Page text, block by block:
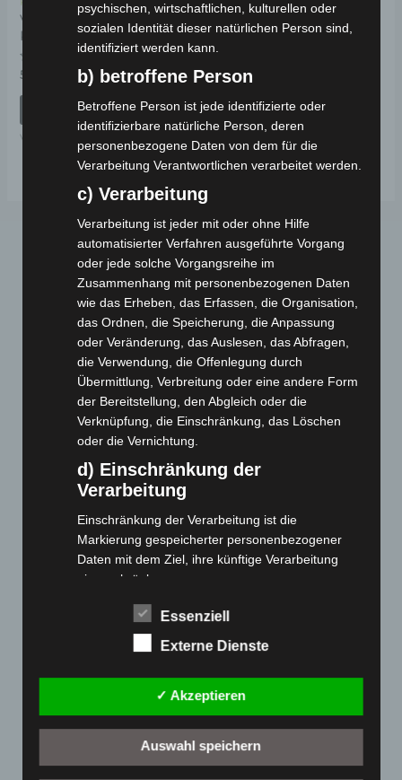
VSX HINTERE
KOFFERSTANGE
Bewertet
0
59,00
IN DEN WARENKORB
VSX
Webseite
Cashback-Aktion
Händler werden
Home
Gemeinsam spenden
Kontakt
Reklamation einreichen
Produktpalette
Elektro-Kabinenroller
Elektro-Klappräder
Elektro-Lastendreiräder
psychischen, wirtschaftlichen, kulturellen oder
sozialen Identität dieser natürlichen Person sind,
identifiziert werden kann.
b) betroffene Person
Betroffene Person ist jede identifizierte oder
identifizierbare natürliche Person, deren
personenbezogene Daten von dem für die
Verarbeitung Verantwortlichen verarbeitet werden.
c) Verarbeitung
Verarbeitung ist jeder mit oder ohne Hilfe
automatisierter Verfahren ausgeführte Vorgang
oder jede solche Vorgangsreihe im
Zusammenhang mit personenbezogenen Daten
wie das Erheben, das Erfassen, die Organisation,
das Ordnen, die Speicherung, die Anpassung
oder Veränderung, das Auslesen, das Abfragen,
die Verwendung, die Offenlegung durch
Übermittlung, Verbreitung oder eine andere Form
der Bereitstellung, den Abgleich oder die
Verknüpfung, die Einschränkung, das Löschen
oder die Vernichtung.
d) Einschränkung der
Verarbeitung
Einschränkung der Verarbeitung ist die
Markierung gespeicherter personenbezogener
Daten mit dem Ziel, ihre künftige Verarbeitung
einzuschränken.
e) Profiling
Profiling ist jede Art der automatisierten
Verarbeitung personenbezogener Daten, die darin
besteht, dass diese personenbezogenen Daten
verwendet werden, um bestimmte persönliche
Aspekte, die sich auf eine natürliche Person
Aspekte bezüglich Arbeitsleistung, wirtschaftlicher
Lage, Gesundheit, persönlicher Vorlieben,
Essenziell
Externe Dienste
✓ Akzeptieren
Auswahl speichern